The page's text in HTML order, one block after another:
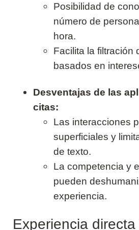
Posibilidad de
número de
hora.
Facilita la filtración
basados en
Desventajas de las
citas:
Las interacciones
superficiales y
de texto.
La competencia y
pueden
experiencia.
Experiencia